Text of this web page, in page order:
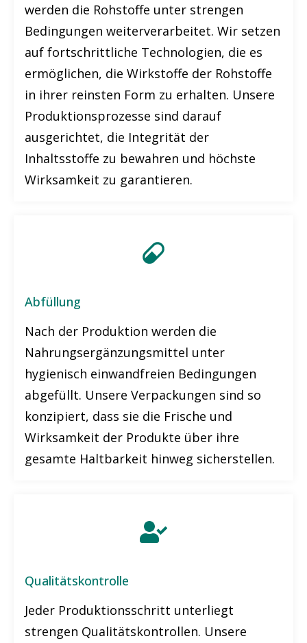
werden die Rohstoffe unter strengen
Bedingungen weiterverarbeitet. Wir setzen
auf fortschrittliche Technologien, die es
ermöglichen, die Wirkstoffe der Rohstoffe
in ihrer reinsten Form zu erhalten. Unsere
Produktionsprozesse sind darauf
ausgerichtet, die Integrität der
Inhaltsstoffe zu bewahren und höchste
Wirksamkeit zu garantieren.
Abfüllung
Nach der Produktion werden die
Nahrungsergänzungsmittel unter
hygienisch einwandfreien Bedingungen
abgefüllt. Unsere Verpackungen sind so
konzipiert, dass sie die Frische und
Wirksamkeit der Produkte über ihre
gesamte Haltbarkeit hinweg sicherstellen.
Qualitätskontrolle
Jeder Produktionsschritt unterliegt
strengen Qualitätskontrollen. Unsere